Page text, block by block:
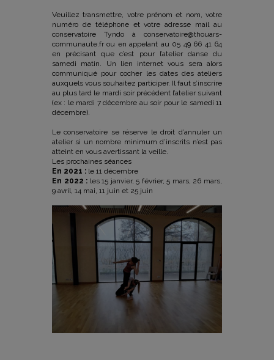
Veuillez transmettre, votre prénom et nom, votre
numéro de téléphone et votre adresse mail au
conservatoire Tyndo à conservatoire@thouars-
communaute.fr ou en appelant au 05 49 66 41 64
en précisant que c’est pour l’atelier danse du
samedi matin. Un lien internet vous sera alors
communiqué pour cocher les dates des ateliers
auxquels vous souhaitez participer. Il faut s’inscrire
au plus tard le mardi soir précédent l’atelier suivant
(ex : le mardi 7 décembre au soir pour le samedi 11
décembre).
Le conservatoire se réserve le droit d’annuler un
atelier si un nombre minimum d’inscrits n’est pas
atteint en vous avertissant la veille.
Les prochaines séances
En 2021 : le 11 décembre
En 2022 : les 15 janvier, 5 février, 5 mars, 26 mars,
9 avril, 14 mai, 11 juin et 25 juin